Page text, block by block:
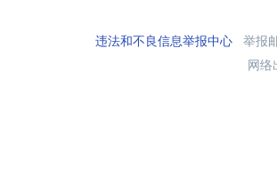
违法和不良信息举报中心举报
网